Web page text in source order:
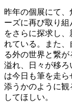
昨年の個展にて、
ーズに再び取り
をさらに探求し
れている。また
る外の世界と繋
溢れ、日々が移ろ
は今日も筆を走
添うかのように
してほしい。